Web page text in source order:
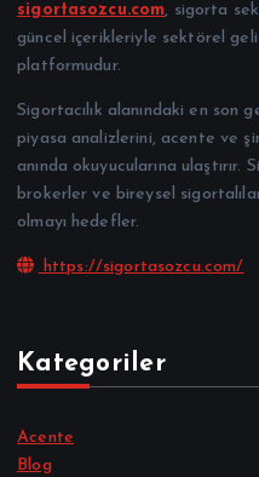
sigortasozcu.com, sigorta
güncel içerikleriyle sektörel
platformudur.
Sigortacılık alanındaki en son
piyasa analizlerini, acente ve
anında okuyucularına
brokerler ve bireysel
olmayı hedefler.
https://sigortasozcu.com/
Kategoriler
Acente
Blog